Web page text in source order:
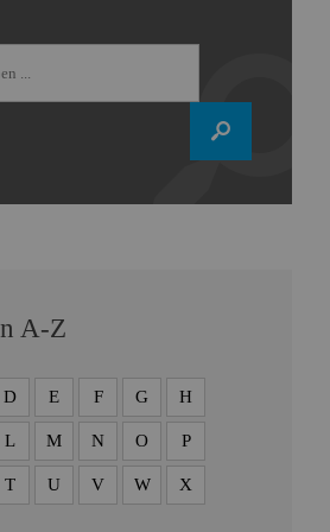
A-Z
D E F G H
L M N O P
T U V W X